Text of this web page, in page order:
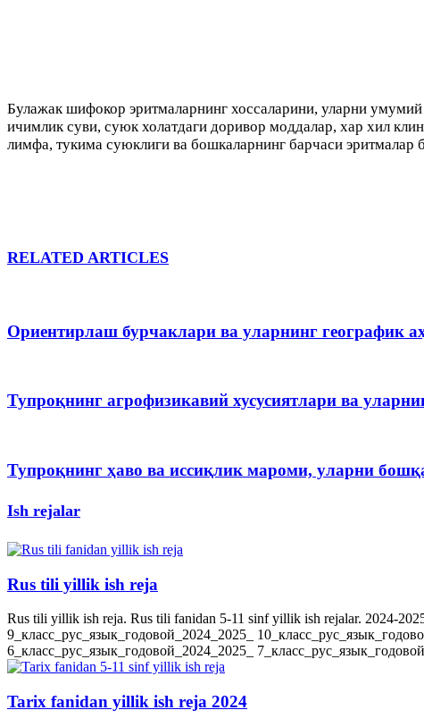
Булажак шифокор эритмаларнинг хоссаларини, уларни
ичимлик суви, суюк холатдаги доривор моддалар, хар хил
лимфа, тукима суюклиги ва бошкаларнинг барчаси эритмалар
RELATED ARTICLES
Ориентирлаш бурчаклари ва уларнинг географик
Тупроқнинг агрофизикавий хусусиятлари ва
Тупроқнинг ҳаво ва иссиқлик мароми, уларни
Ish rejalar
Rus tili yillik ish reja
Rus tili yillik ish reja. Rus tili fanidan 5-11 sinf yillik ish rejalar. 2024-
9_класс_рус_язык_годовой_2024_2025_
6_класс_рус_язык_годовой_2024_2025_
Tarix fanidan yillik ish reja 2024